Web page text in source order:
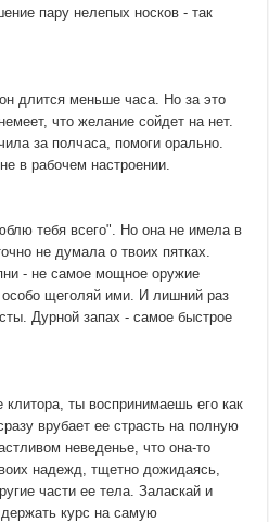
пару нелепых носков - так
длится меньше часа. Но за это
что желание сойдет на нет.
за полчаса, помоги орально.
в рабочем настроении.
тебя всего". Но она не имела в
не думала о твоих пятках.
- не самое мощное оружие
особо щеголяй ими. И лишний раз
Дурной запах - самое быстрое
ты воспринимаешь его как
врубает ее страсть на полную
неведенье, что она-то
надежд, тщетно дожидаясь,
части ее тела. Заласкай и
курс на самую